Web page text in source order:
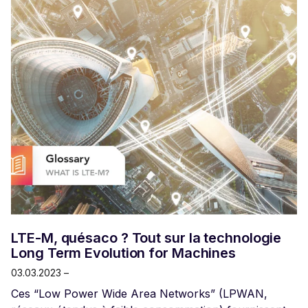
les moins gourmands en énergie.
LTE-M, quésaco ? Tout sur la technologie
Long Term Evolution for Machines
03.03.2023 –
Ces “Low Power Wide Area Networks” (LPWAN,